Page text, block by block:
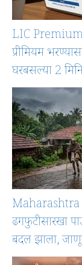
LIC
प्रीमियम
घरबसल्या 2
Maharashtra
ढगफुटीसारखा
बदल झाला,